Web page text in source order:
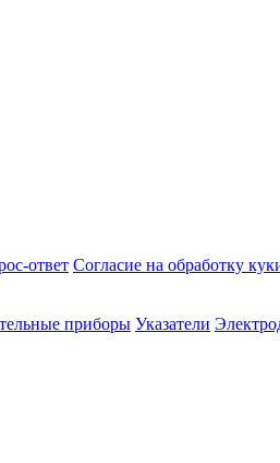
ответ Согласие на обработку
приборы Указатели